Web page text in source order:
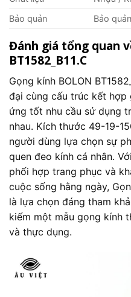
Bảo quản
Bảo
Đánh giá tổng quan
BT1582_B11.C
Gọng kính BOLON
đại cùng cấu trúc kết hợp
ứng tốt nhu cầu sử dụng
nhau. Kích thước 49-19-
người dùng lựa chọn sự
quen đeo kính cá nhân.
phối hợp trang phục và
cuộc sống hằng ngày,
là lựa chọn đáng tham
kiếm một mẫu gọng kính
và thực dụng.